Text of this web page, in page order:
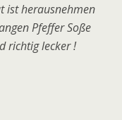
ist herausnehmen
Pfeffer Soße
richtig lecker !